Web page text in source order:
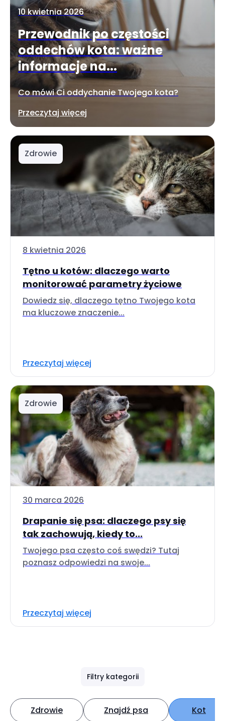
10 kwietnia 2026
Przewodnik po częstości
oddechów kota: ważne
informacje na...
Co mówi Ci oddychanie Twojego kota?
Przeczytaj więcej
Zdrowie
8 kwietnia 2026
Tętno u kotów: dlaczego warto
monitorować parametry życiowe
Dowiedz się, dlaczego tętno Twojego kota
ma kluczowe znaczenie...
Przeczytaj więcej
Zdrowie
30 marca 2026
Drapanie się psa: dlaczego psy się
tak zachowują, kiedy to...
Twojego psa często coś swędzi? Tutaj
poznasz odpowiedzi na swoje...
Przeczytaj więcej
Filtry kategorii
Zdrowie Znajdź psa Kot